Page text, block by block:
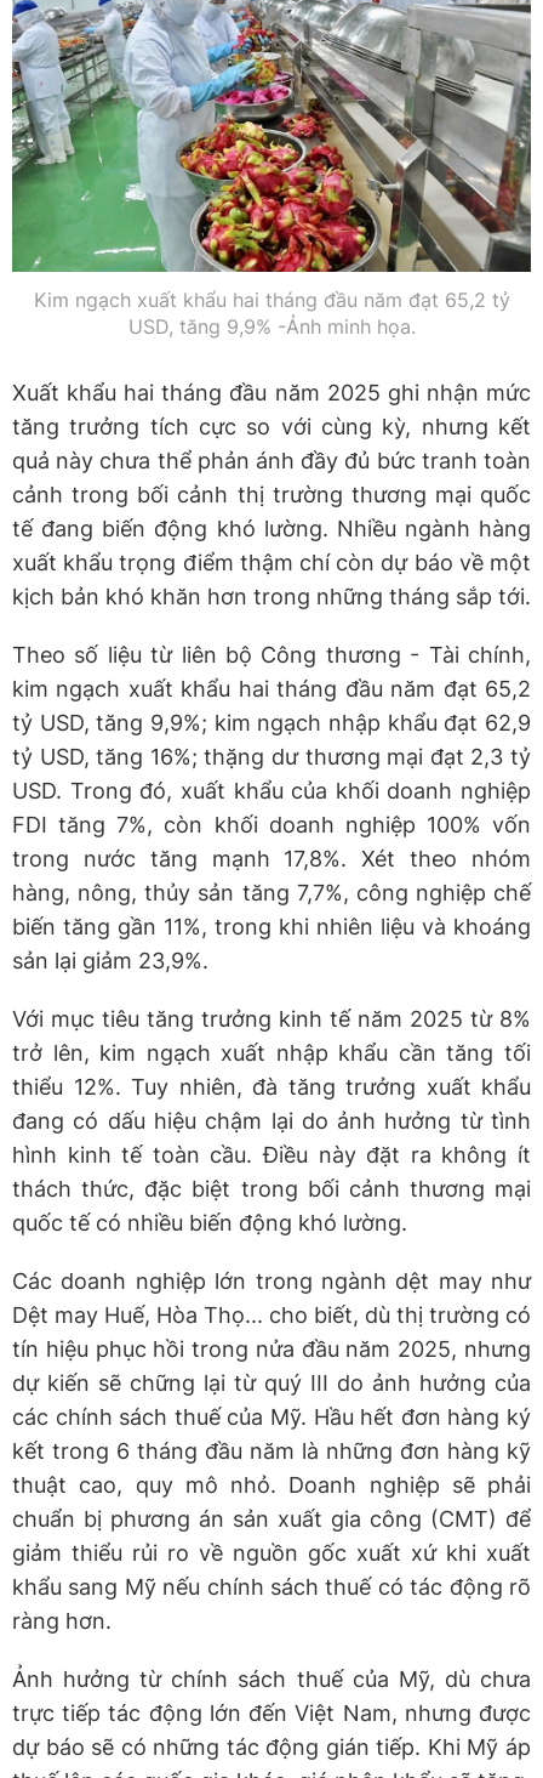
Kim ngạch xuất khẩu hai tháng đầu năm đạt 65,2 tỷ
USD, tăng 9,9% -Ảnh minh họa.
Xuất khẩu hai tháng đầu năm 2025 ghi nhận mức
tăng trưởng tích cực so với cùng kỳ, nhưng kết
quả này chưa thể phản ánh đầy đủ bức tranh toàn
cảnh trong bối cảnh thị trường thương mại quốc
tế đang biến động khó lường. Nhiều ngành hàng
xuất khẩu trọng điểm thậm chí còn dự báo về một
kịch bản khó khăn hơn trong những tháng sắp tới.
Theo số liệu từ liên bộ Công thương - Tài chính,
kim ngạch xuất khẩu hai tháng đầu năm đạt 65,2
tỷ USD, tăng 9,9%; kim ngạch nhập khẩu đạt 62,9
tỷ USD, tăng 16%; thặng dư thương mại đạt 2,3 tỷ
USD. Trong đó, xuất khẩu của khối doanh nghiệp
FDI tăng 7%, còn khối doanh nghiệp 100% vốn
trong nước tăng mạnh 17,8%. Xét theo nhóm
hàng, nông, thủy sản tăng 7,7%, công nghiệp chế
biến tăng gần 11%, trong khi nhiên liệu và khoáng
sản lại giảm 23,9%.
Với mục tiêu tăng trưởng kinh tế năm 2025 từ 8%
trở lên, kim ngạch xuất nhập khẩu cần tăng tối
thiểu 12%. Tuy nhiên, đà tăng trưởng xuất khẩu
đang có dấu hiệu chậm lại do ảnh hưởng từ tình
hình kinh tế toàn cầu. Điều này đặt ra không ít
thách thức, đặc biệt trong bối cảnh thương mại
quốc tế có nhiều biến động khó lường.
Các doanh nghiệp lớn trong ngành dệt may như
Dệt may Huế, Hòa Thọ... cho biết, dù thị trường có
tín hiệu phục hồi trong nửa đầu năm 2025, nhưng
dự kiến sẽ chững lại từ quý III do ảnh hưởng của
các chính sách thuế của Mỹ. Hầu hết đơn hàng ký
kết trong 6 tháng đầu năm là những đơn hàng kỹ
thuật cao, quy mô nhỏ. Doanh nghiệp sẽ phải
chuẩn bị phương án sản xuất gia công (CMT) để
giảm thiểu rủi ro về nguồn gốc xuất xứ khi xuất
khẩu sang Mỹ nếu chính sách thuế có tác động rõ
ràng hơn.
Ảnh hưởng từ chính sách thuế của Mỹ, dù chưa
trực tiếp tác động lớn đến Việt Nam, nhưng được
dự báo sẽ có những tác động gián tiếp. Khi Mỹ áp